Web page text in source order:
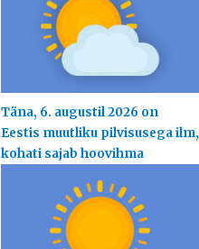
Täna, 6. augustil 2026 on
Eestis muutliku pilvisusega ilm,
kohati sajab hoovihma